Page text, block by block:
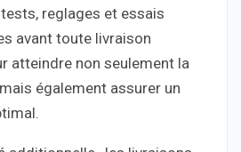
reglages et essais
avant toute livraison
atteindre non seulement la
également assurer un